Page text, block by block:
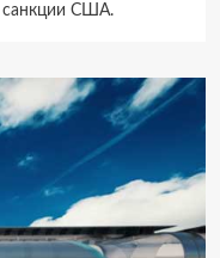
санкции США.